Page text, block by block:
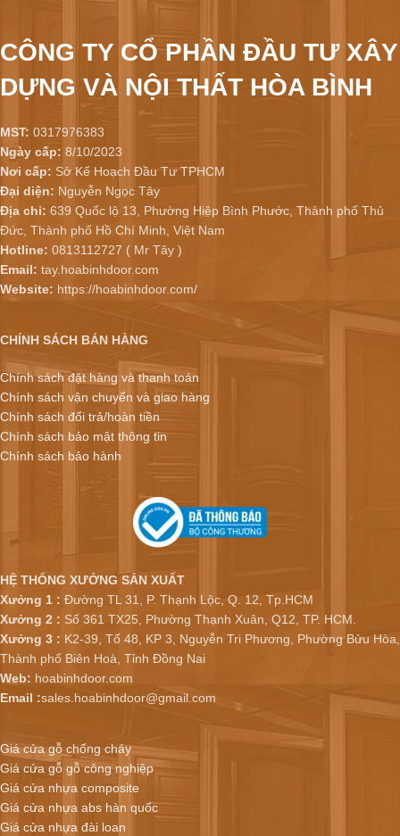
CÔNG TY CỔ PHẦN ĐẦU TƯ XÂY
DỰNG VÀ NỘI THẤT HÒA BÌNH
MST: 0317976383
Ngày cấp: 8/10/2023
Nơi cấp: Sở Kế Hoạch Đầu Tư TPHCM
Đại diện: Nguyễn Ngọc Tây
Địa chỉ: 639 Quốc lộ 13, Phường Hiệp Bình Phước, Thành phố Thủ
Đức, Thành phố Hồ Chí Minh, Việt Nam
Hotline: 0813112727 ( Mr Tây )
Email: tay.hoabinhdoor.com
Website: https://hoabinhdoor.com/
CHÍNH SÁCH BÁN HÀNG
Chính sách đặt hàng và thanh toán
Chính sách vận chuyển và giao hàng
Chính sách đổi trả/hoàn tiền
Chính sách bảo mật thông tin
Chính sách bảo hành
HỆ THỐNG XƯỞNG SẢN XUẤT
Xưởng 1 : Đường TL 31, P. Thạnh Lộc, Q. 12, Tp.HCM
Xưởng 2 : Số 361 TX25, Phường Thạnh Xuân, Q12, TP. HCM.
Xưởng 3 : K2-39, Tổ 48, KP 3, Nguyễn Tri Phương, Phường Bửu Hòa,
Thành phố Biên Hoà, Tỉnh Đồng Nai
Web: hoabinhdoor.com
Email :sales.hoabinhdoor@gmail.com
Giá cửa gỗ chống cháy
Giá cửa gỗ gỗ công nghiệp
Giá cửa nhựa composite
Giá cửa nhựa abs hàn quốc
Giá cửa nhựa đài loan